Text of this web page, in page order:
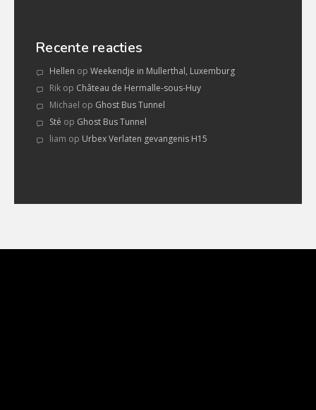
Recente reacties
Hellen op Weekendje in Mullerthal, Luxemburg
Rik op Château de Hermalle-sous-Huy
Michael op Ghost Bus Tunnel
Sté op Ghost Bus Tunnel
liam op Urbex Verlaten gevangenis H15